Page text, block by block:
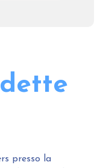
presso la